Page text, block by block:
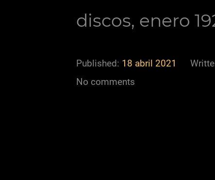
discos, enero
Published: 18 abril 2021
No comments